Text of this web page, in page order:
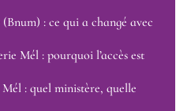
: ce qui a changé avec
Mél : pourquoi l’accès est
: quel ministère, quelle